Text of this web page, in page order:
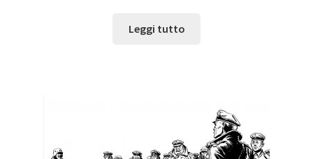
Leggi tutto